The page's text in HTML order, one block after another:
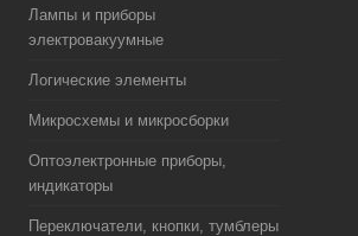
Лампы и приборы
электровакуумные
Логические элементы
Микросхемы и микросборки
Оптоэлектронные приборы,
индикаторы
Переключатели, кнопки, тумблеры